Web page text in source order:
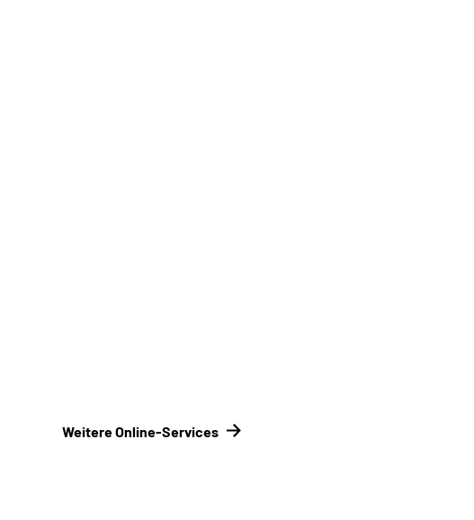
Weitere Online-Services